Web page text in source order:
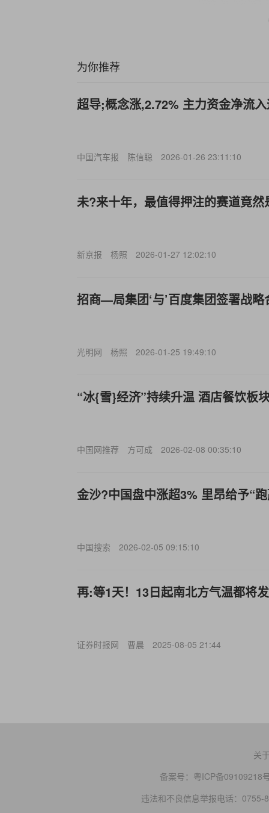
为你推荐
超导;概念涨,2.72% 主力资金净流
中国汽车报 陈信聪 2026-01-26 23:11:10
未?来十年，最值得押注的赛道竟然
新京报 杨照 2026-01-27 12:02:10
招商—局集团‘与’百度集团签署战略
光明网 杨照 2026-01-25 19:49:10
“冰{雪}经济”持续升温 酒店餐饮板
中国网推荐 方可成 2026-02-08 00:35:10
金沙?中国盘中涨超3% 里昂给予“
中国搜索 2026-02-05 09:15:10
再:等1天！13日起南北方气温都将
证券时报网 曹晨 2025-08-05 21:44
关
备案号： 粤ICP备09109218
违法和不良信息举报电话：0755-